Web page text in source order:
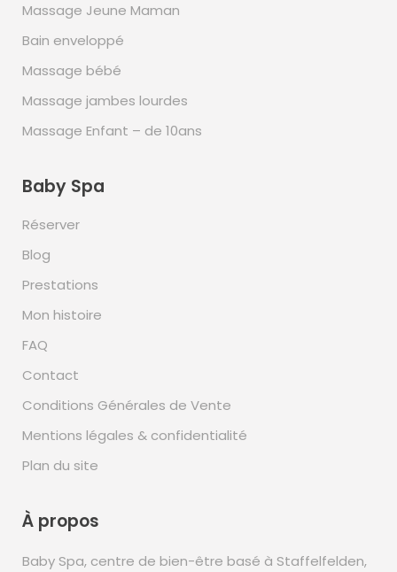
Massage Jeune Maman
Bain enveloppé
Massage bébé
Massage jambes lourdes
Massage Enfant – de 10ans
Baby Spa
Réserver
Blog
Prestations
Mon histoire
FAQ
Contact
Conditions Générales de Vente
Mentions légales & confidentialité
Plan du site
À propos
Baby Spa, centre de bien-être basé à Staffelfelden,